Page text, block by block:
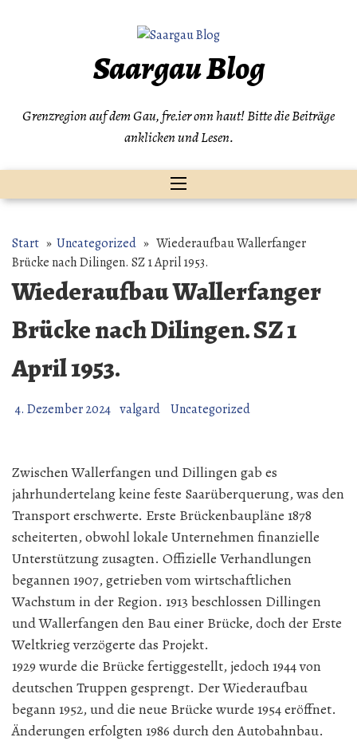
Saargau Blog
Grenzregion auf dem Gau, fre.ier onn haut! Bitte die Beiträge
anklicken und Lesen.
Start » Uncategorized » Wiederaufbau Wallerfanger
Brücke nach Dilingen. SZ 1 April 1953.
Wiederaufbau Wallerfanger
Brücke nach Dilingen. SZ 1
April 1953.
4. Dezember 2024 valgard Uncategorized
Zwischen Wallerfangen und Dillingen gab es
jahrhundertelang keine feste Saarüberquerung, was den
Transport erschwerte. Erste Brückenbaupläne 1878
scheiterten, obwohl lokale Unternehmen finanzielle
Unterstützung zusagten. Offizielle Verhandlungen
begannen 1907, getrieben vom wirtschaftlichen
Wachstum in der Region. 1913 beschlossen Dillingen
und Wallerfangen den Bau einer Brücke, doch der Erste
Weltkrieg verzögerte das Projekt.
1929 wurde die Brücke fertiggestellt, jedoch 1944 von
deutschen Truppen gesprengt. Der Wiederaufbau
begann 1952, und die neue Brücke wurde 1954 eröffnet.
Änderungen erfolgten 1986 durch den Autobahnbau.